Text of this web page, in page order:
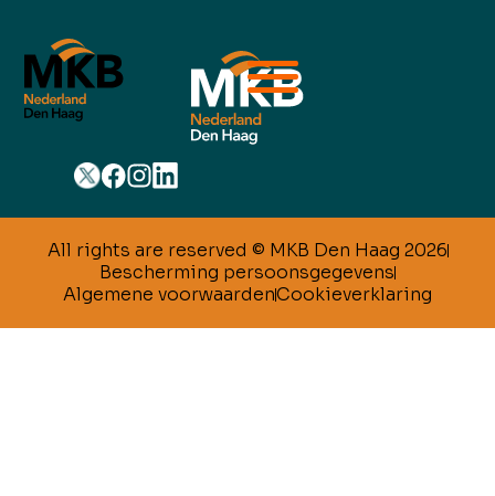
All rights are reserved © MKB Den Haag 2026
Bescherming persoonsgegevens
Algemene voorwaardenCookieverklaring